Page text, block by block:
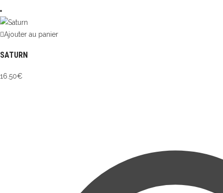
Ajouter au panier
SATURN
16.50€